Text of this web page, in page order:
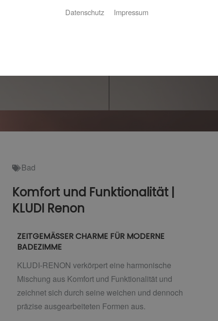
Bad
Komfort und Funktionalität |
KLUDI Renon
ZEITGEMÄSSER CHARME FÜR MODERNE
BADEZIMME
KLUDI-RENON verkörpert eine harmonische
Mischung aus Komfort und Funktionalität und
zeichnet sich durch seine weichen und dennoch
präzise ausgearbeiteten Formen aus.
Datenschutz Impressum